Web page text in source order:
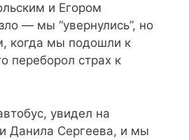
и Егором
— мы “увернулись”, но
когда мы подошли к
переборол страх к
увидел на
Данила Сергеева, и мы